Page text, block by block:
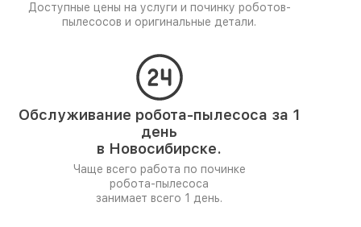
Доступные цены на услуги и починку роботов-
пылесосов и оригинальные детали.
Обслуживание робота-пылесоса за 1
день
в Новосибирске.
Чаще всего работа по починке
робота-пылесоса
занимает всего 1 день.